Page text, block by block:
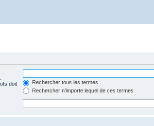
doit
Rechercher tous les termes
Rechercher n’importe lequel de ces termes